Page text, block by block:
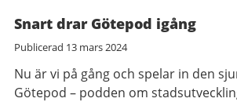
Snart drar Götepod igång
Publicerad 13 mars 2024
Nu är vi på gång och spelar in den
Götepod – podden om